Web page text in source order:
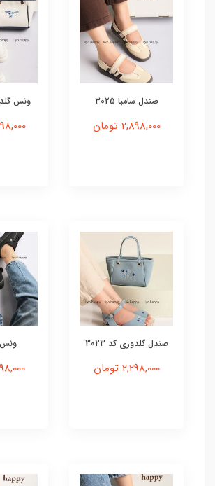
صندل سامبا 3025
2,898,000 تومان
ونس
صندل گلدوزی کد 3023
2,298,000 تومان
ونس